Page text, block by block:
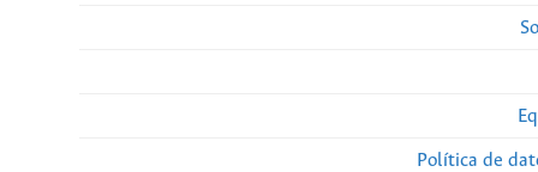
Política de